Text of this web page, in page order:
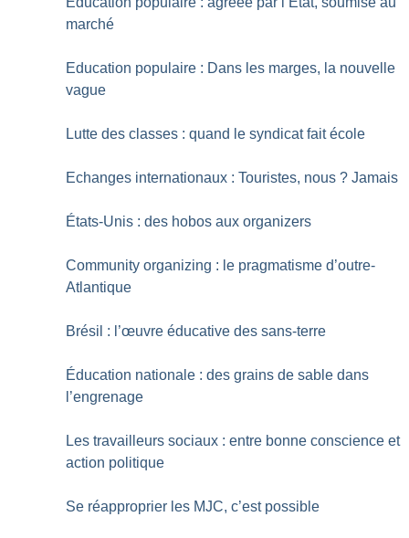
marché
Education populaire : Dans les marges, la nouvelle
vague
Lutte des classes : quand le syndicat fait école
Echanges internationaux : Touristes, nous ? Jamais
États-Unis : des hobos aux organizers
Community organizing : le pragmatisme d’outre-
Atlantique
Brésil : l’œuvre éducative des sans-terre
Éducation nationale : des grains de sable dans
l’engrenage
Les travailleurs sociaux : entre bonne conscience et
action politique
Se réapproprier les MJC, c’est possible